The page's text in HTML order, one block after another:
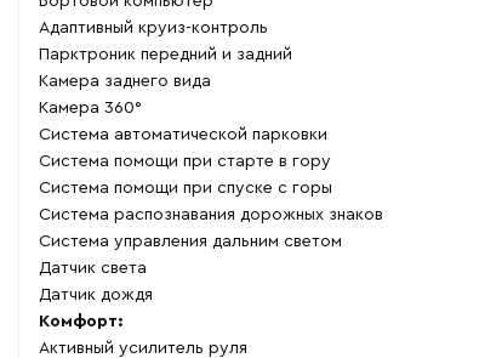
Адаптивный круиз-контроль
Парктроник передний и задний
Камера заднего вида
Камера 360°
Система автоматической парковки
Система помощи при старте в гору
Система помощи при спуске с горы
Система распознавания дорожных знаков
Система управления дальним светом
Датчик света
Датчик дождя
Комфорт:
Активный усилитель руля